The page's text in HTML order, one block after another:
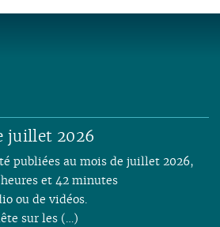
juillet 2026
publiées au mois de juillet 2026,
et 42 minutes
ou de vidéos.
sur les (…)